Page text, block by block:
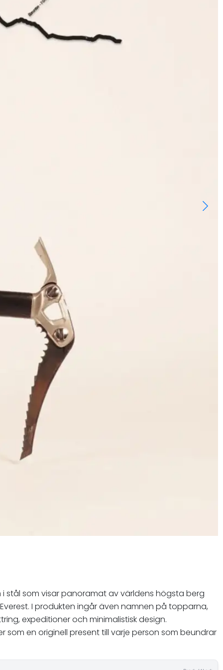
i stål som visar panoramat av världens högsta berg
I produkten ingår även namnen på topparna,
expeditioner och minimalistisk design.
en originell present till varje person som beundrar